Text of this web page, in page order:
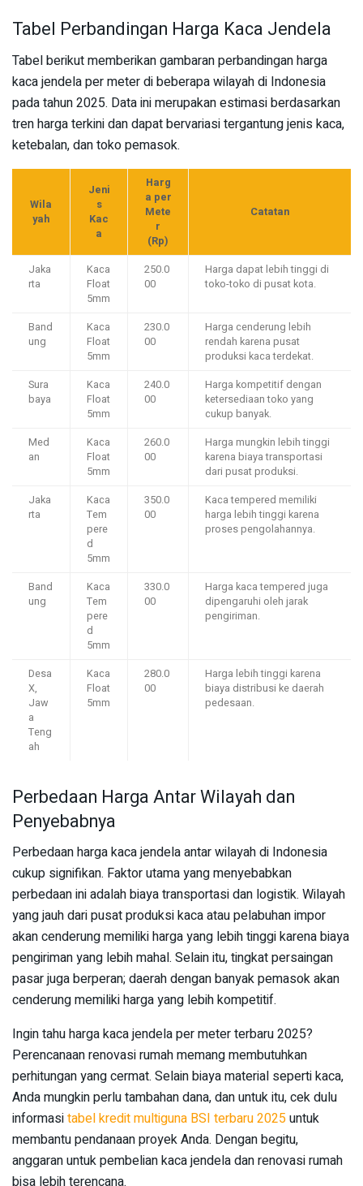
Tabel Perbandingan Harga Kaca Jendela
Tabel berikut memberikan gambaran perbandingan harga
kaca jendela per meter di beberapa wilayah di Indonesia
pada tahun 2025. Data ini merupakan estimasi berdasarkan
tren harga terkini dan dapat bervariasi tergantung jenis kaca,
ketebalan, dan toko pemasok.
Wila
yah
Jeni
s
Kac
a
Harg
a per
Mete
r
(Rp)
Catatan
Jaka
rta
Kaca
Float
5mm
250.0
00
Harga dapat lebih tinggi di
toko-toko di pusat kota.
Band
ung
Kaca
Float
5mm
230.0
00
Harga cenderung lebih
rendah karena pusat
produksi kaca terdekat.
Sura
baya
Kaca
Float
5mm
240.0
00
Harga kompetitif dengan
ketersediaan toko yang
cukup banyak.
Med
an
Kaca
Float
5mm
260.0
00
Harga mungkin lebih tinggi
karena biaya transportasi
dari pusat produksi.
Jaka
rta
Kaca
Tem
pere
d
5mm
350.0
00
Kaca tempered memiliki
harga lebih tinggi karena
proses pengolahannya.
Band
ung
Kaca
Tem
pere
d
5mm
330.0
00
Harga kaca tempered juga
dipengaruhi oleh jarak
pengiriman.
Desa
X,
Jaw
a
Teng
ah
Kaca
Float
5mm
280.0
00
Harga lebih tinggi karena
biaya distribusi ke daerah
pedesaan.
Perbedaan Harga Antar Wilayah dan
Penyebabnya
Perbedaan harga kaca jendela antar wilayah di Indonesia
cukup signifikan. Faktor utama yang menyebabkan
perbedaan ini adalah biaya transportasi dan logistik. Wilayah
yang jauh dari pusat produksi kaca atau pelabuhan impor
akan cenderung memiliki harga yang lebih tinggi karena biaya
pengiriman yang lebih mahal. Selain itu, tingkat persaingan
pasar juga berperan; daerah dengan banyak pemasok akan
cenderung memiliki harga yang lebih kompetitif.
Ingin tahu harga kaca jendela per meter terbaru 2025?
Perencanaan renovasi rumah memang membutuhkan
perhitungan yang cermat. Selain biaya material seperti kaca,
Anda mungkin perlu tambahan dana, dan untuk itu, cek dulu
informasitabel kredit multiguna BSI terbaru 2025untuk
membantu pendanaan proyek Anda. Dengan begitu,
anggaran untuk pembelian kaca jendela dan renovasi rumah